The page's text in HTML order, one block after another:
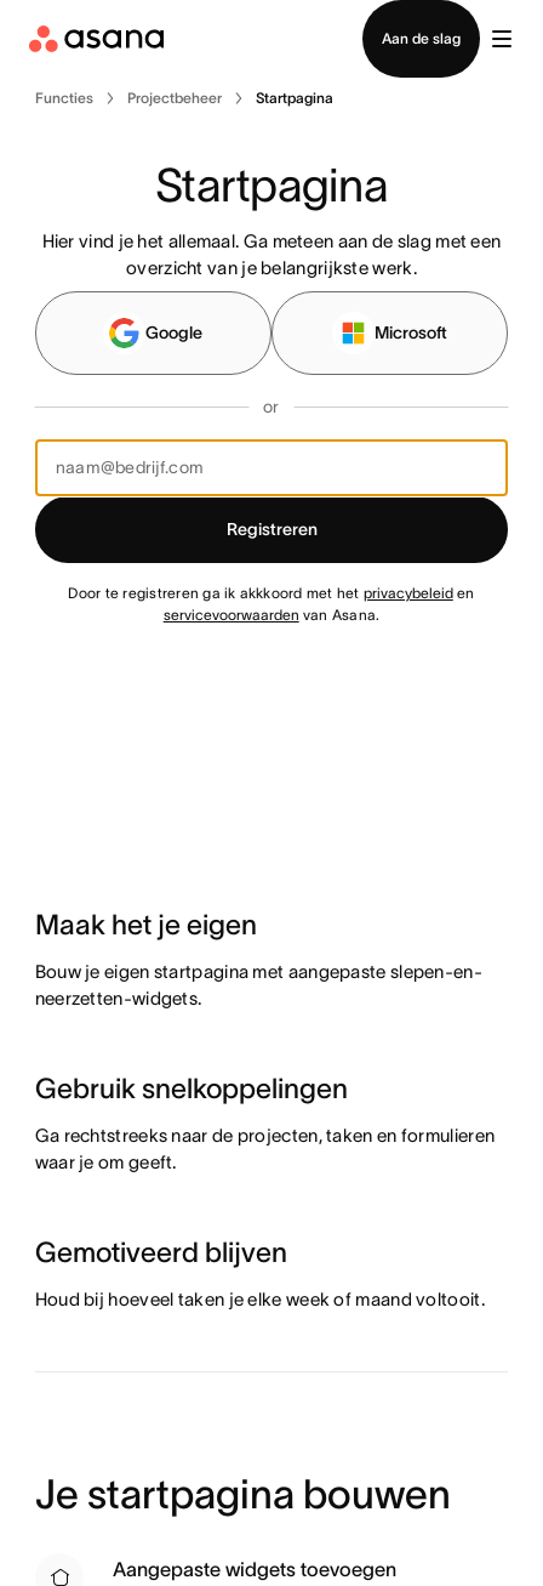
Aan de slag
Contact opnemen met verkoop
Functies Projectbeheer Startpagina
Startpagina
Hier vind je het allemaal. Ga meteen aan de slag met een
overzicht van je belangrijkste werk.
Google Microsoft
or
Registreren
Door te registreren ga ik akkkoord met het privacybeleiden
servicevoorwaarden van Asana.
Maak het je eigen
Bouw je eigen startpagina met aangepaste slepen-en-
neerzetten-widgets.
Gebruik snelkoppelingen
Ga rechtstreeks naar de projecten, taken en formulieren
waar je om geeft.
Gemotiveerd blijven
Houd bij hoeveel taken je elke week of maand voltooit.
Je startpagina bouwen
Aangepaste widgets toevoegen